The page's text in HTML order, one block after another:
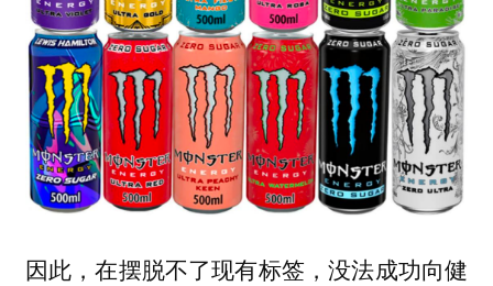
因此，在摆脱不了现有标签，没法成功向健